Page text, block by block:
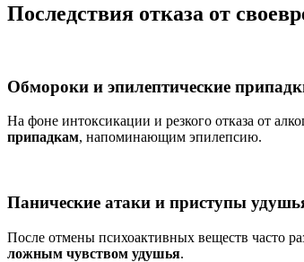
Последствия отказа от
Обмороки и эпилептические
На фоне интоксикации и резкого отказа от
припадкам, напоминающим эпилепсию.
Панические атаки и приступы
После отмены психоактивных веществ часто
ложным чувством удушья.